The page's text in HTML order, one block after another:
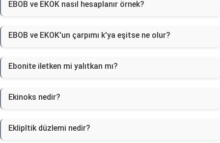
EBOB ve EKOK nasıl hesaplanır örnek?
EBOB ve EKOK'un çarpımı k'ya eşitse ne olur?
Ebonite iletken mi yalıtkan mı?
Ekinoks nedir?
Eklipltik düzlemi nedir?